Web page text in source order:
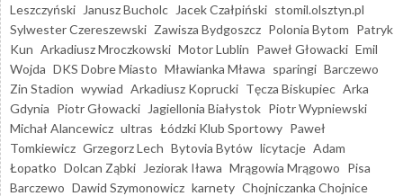
Leszczyński
Janusz Bucholc Jacek Czałpiński stomil.olsztyn.pl
Sylwester Czereszewski Zawisza Bydgoszcz Polonia Bytom Patryk
Kun Arkadiusz Mroczkowski Motor Lublin Paweł Głowacki Emil
Wojda DKS Dobre Miasto Mławianka Mława sparingi Barczewo
Zin Stadion wywiad Arkadiusz Koprucki Tęcza Biskupiec Arka
Gdynia Piotr Głowacki Jagiellonia Białystok Piotr Wypniewski
Michał Alancewicz ultras Łódzki Klub Sportowy Paweł
Tomkiewicz Grzegorz Lech Bytovia Bytów licytacje Adam
Łopatko Dolcan Ząbki Jeziorak Iława Mrągowia Mrągowo Pisa
Barczewo Dawid Szymonowicz karnety Chojniczanka Chojnice